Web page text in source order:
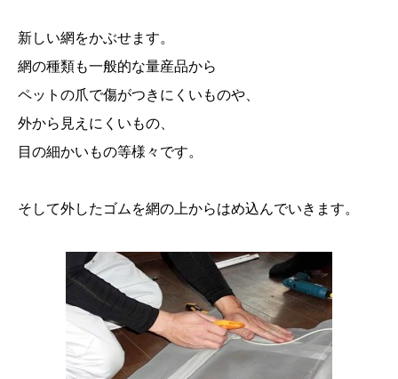
新しい網をかぶせます。
網の種類も一般的な量産品から
ペットの爪で傷がつきにくいものや、
外から見えにくいもの、
目の細かいもの等様々です。
そして外したゴムを網の上からはめ込んでいきます。